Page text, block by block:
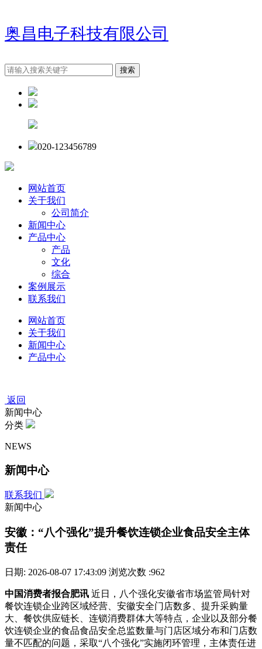
奥昌电子科技有限公司
020-123456789
网站首页
关于我们
公司简介
新闻中心
产品中心
产品
文化
综合
案例展示
联系我们
网站首页
关于我们
新闻中心
产品中心
返回
新闻中心
分类
NEWS
新闻中心
联系我们
新闻中心
安徽：“八个强化”提升餐饮连锁企业食品安全主体
责任
日期: 2026-08-07 17:43:09 浏览次数 :962
中国消费者报合肥讯 近日，八个强化安徽省市场监管局针对
餐饮连锁企业跨区域经营、安徽安全门店数多、提升采购量
大、餐饮供应链长、连锁消费群体大等特点，企业以及部分餐
饮连锁企业的食品食品安全总监数量与门店区域分布和门店数
量不匹配的问题，采取“八个强化”实施闭环管理，主体责任进